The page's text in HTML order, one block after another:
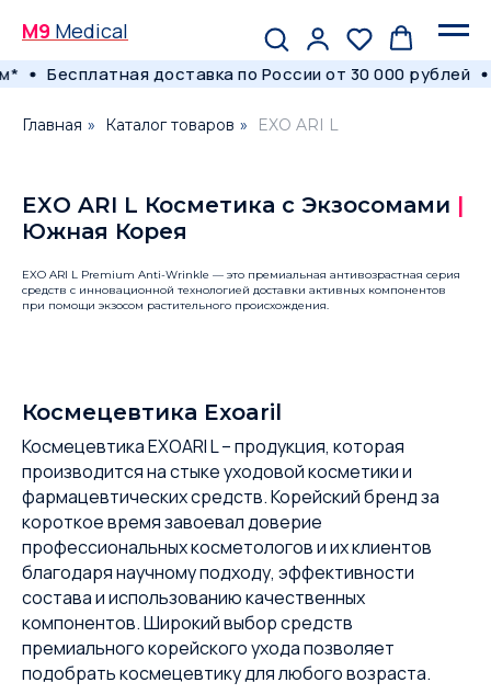
M9 Medical
Бесплатная доставка по России от 30 000 рублей
Главная » Каталог товаров » EXO ARI L
EXO ARI L Косметика с Экзосомами |
Южная Корея
EXO ARI L Premium Anti-Wrinkle — это премиальная антивозрастная серия
средств с инновационной технологией доставки активных компонентов
при помощи экзосом растительного происхождения.
Космецевтика Exoaril
Космецевтика EXOARI L – продукция, которая
производится на стыке уходовой косметики и
фармацевтических средств. Корейский бренд за
короткое время завоевал доверие
профессиональных косметологов и их клиентов
благодаря научному подходу, эффективности
состава и использованию качественных
компонентов. Широкий выбор средств
премиального корейского ухода позволяет
подобрать космецевтику для любого возраста.